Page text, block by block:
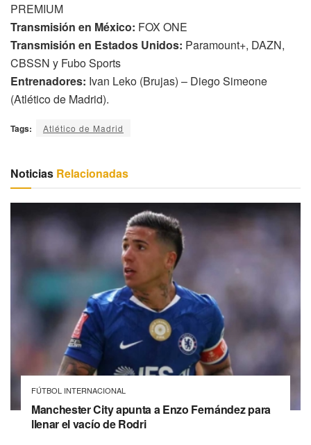
PREMIUM
Transmisión en México: FOX ONE
Transmisión en Estados Unidos: Paramount+, DAZN,
CBSSN y Fubo Sports
Entrenadores: Ivan Leko (Brujas) – Diego Simeone
(Atlético de Madrid).
Tags: Atlético de Madrid
Noticias Relacionadas
FÚTBOL INTERNACIONAL
Manchester City apunta a Enzo Fernández para
llenar el vacío de Rodri